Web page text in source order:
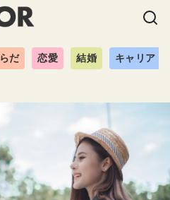
だ 恋愛 結婚 キャリア